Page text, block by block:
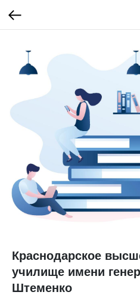
Краснодарское
училище имени
Штеменко